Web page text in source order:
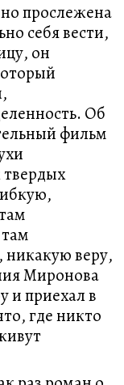
прослежена
себя вести,
он
Об
фильм
никакую веру,
Миронова
и приехал в
где никто